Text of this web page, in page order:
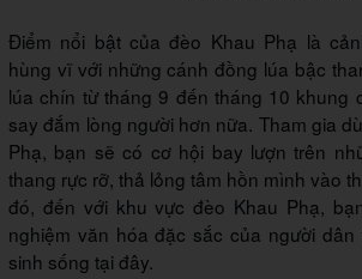
Điểm nổi bật của đèo Khau Phạ là
hùng vĩ với những cánh đồng lúa bậc
lúa chín từ tháng 9 đến tháng 10 khung
say đắm lòng người hơn nữa. Tham gia
Phạ, bạn sẽ có cơ hội bay lượn trên
thang rực rỡ, thả lỏng tâm hồn mình vào
đó, đến với khu vực đèo Khau Phạ,
nghiệm văn hóa đặc sắc của người dân
sinh sống tại đây.